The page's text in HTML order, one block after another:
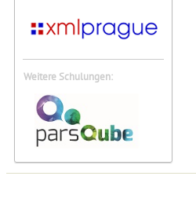
Weitere Schulungen: